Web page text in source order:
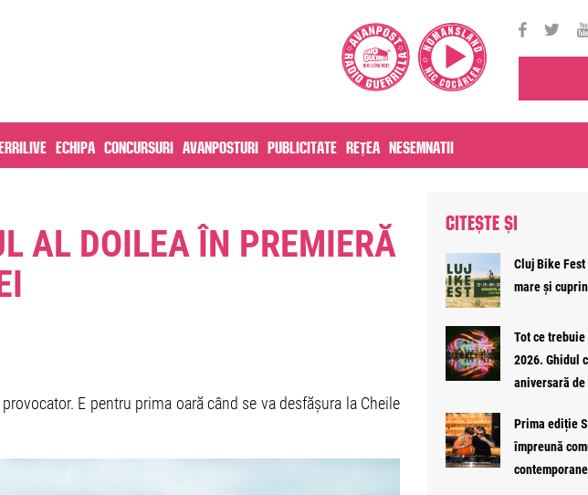
Echipa Concursuri Avanposturi Publicitate Rețea Nesemnatii
AL DOILEA ÎN PREMIERĂ
E pentru prima oară când se va desfășura la Cheile
CITEȘTE ȘI
Cluj Bike
mare și
Tot ce trebuie
2026. Ghidul
aniversară de
Prima ediție
împreună